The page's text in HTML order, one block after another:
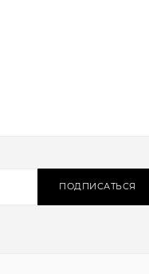
ПОДПИСАТЬСЯ